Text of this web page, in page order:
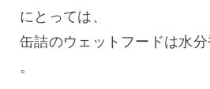
にとっては、
缶詰のウェットフードは水
。